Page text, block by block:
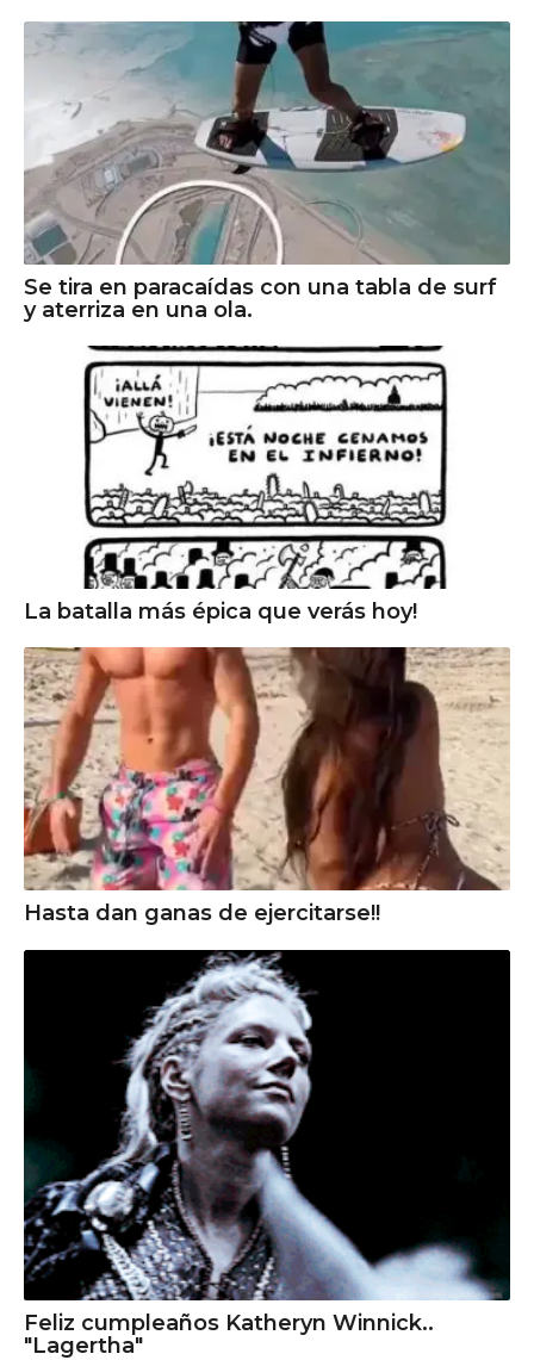
Se tira en paracaídas con una tabla de surf
y aterriza en una ola.
La batalla más épica que verás hoy!
Hasta dan ganas de ejercitarse!!
Feliz cumpleaños Katheryn Winnick..
"Lagertha"